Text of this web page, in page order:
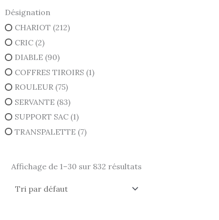
Désignation
CHARIOT (212)
CRIC (2)
DIABLE (90)
COFFRES TIROIRS (1)
ROULEUR (75)
SERVANTE (83)
SUPPORT SAC (1)
TRANSPALETTE (7)
Affichage de 1–30 sur 832 résultats